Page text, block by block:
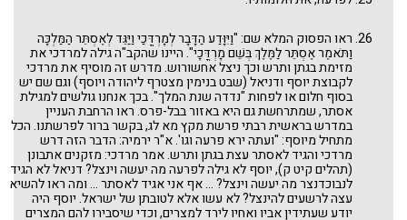
ראו הפסוק המלא שם: "וַיִּוָּדַע הַדָּבָר לְמָרְדֳּכַי וַיַּגֵּד לְאֶסְתֵּר הַמַּלְכָּה
וַתֹּאמֶר אֶסְתֵּר לַמֶּלֶךְ בְּשֵׁם מָרְדֳּכָי". היינו שהקב"ה גילה למרדכי את
מזימת בגתן ותרש וכך ניצל אחשורוש. מדרש זה מוסיף את מרדכי
לקבוצת יוסף ודניאל (שבט בנימין מצטרף ליהודה ויוסף) וגם שם יש
בסוף חלום או לפחות "נדדה שנת המלך". בכך אנחנו גולשים למגילת
אסתר, שמתרחשת גם היא באזור בבל-פרס. ראו הרחבת העניין
במדרש בראשית רבתי פרשת מקץ מא לג, בקשר ברור לפרשתנו. הכל
מתחיל מיוסף: "ועתה ירא פרעה וגו'. א"ר ירמיה: הדבר הזה דרש
מרדכי והגיד לאסתר עצת בגתן ותרש. אמר מרדכי: מזקנים אתבונן
(תהלים קיט ק), יוסף לא גילה לפרעה מה יעשה וינצל? דניאל לא הגיד
לנבוכדנצר מה יעשה וינצל? ... אף אני אגיד לאסתר ... ומה ראו להשיא
עצה לרשעים להינצל? לא עשו אלא לטובתן של ישראל. יוסף היה
יודע שעתידין אביו ואחיו לירד למצרים, וכדי שיסבירו להם המצרים